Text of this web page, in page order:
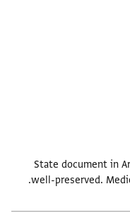
State document in
well-preserved.